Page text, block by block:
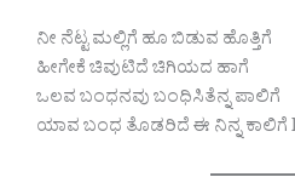
ನೀ ನೆಟ್ಟ ಮಲ್ಲಿಗೆ ಹೂ ಬಿಡುವ ಹೊತ್ತಿಗೆ
ಹೀಗೇಕೆ ಚಿವುಟಿದೆ ಚಿಗಿಯದ ಹಾಗೆ
ಒಲವ ಬಂಧನವು ಬಂಧಿಸಿತೆನ್ನ ಪಾಲಿಗೆ
ಯಾವ ಬಂಧ ತೊಡರಿದೆ ಈ ನಿನ್ನ ಕಾಲಿಗೆ